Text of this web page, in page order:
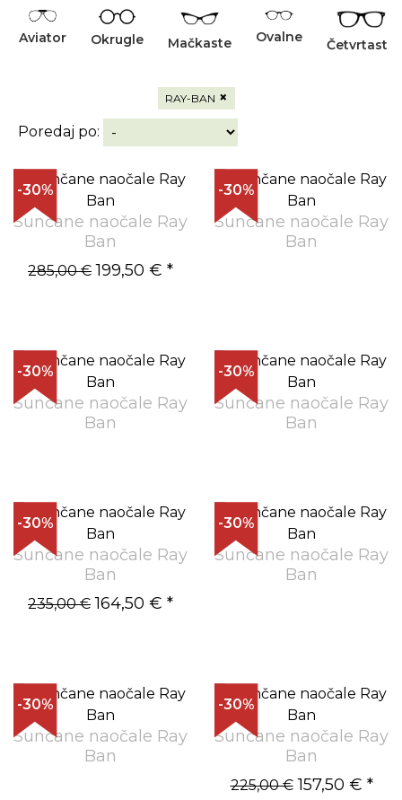
Aviator Okrugle Mačkaste Ovalne Četvrtaste
RAY-BAN ×
Poredaj po:
-30%
Sunčane naočale Ray
Ban
285,00 € 199,50 € *
-30%
Sunčane naočale Ray
Ban
-30%
Sunčane naočale Ray
Ban
-30%
Sunčane naočale Ray
Ban
-30%
Sunčane naočale Ray
Ban
235,00 € 164,50 € *
-30%
Sunčane naočale Ray
Ban
-30%
Sunčane naočale Ray
Ban
-30%
Sunčane naočale Ray
Ban
225,00 €157,50 € *